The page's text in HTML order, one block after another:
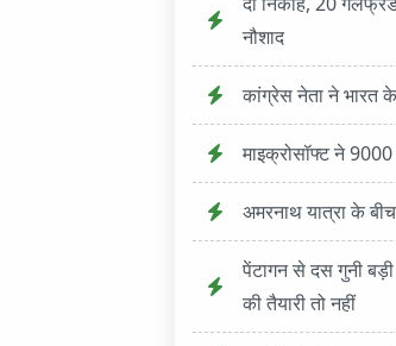
नौशाद
कांग्रेस नेता ने भारत
माइक्रोसॉफ्ट ने 9000
अमरनाथ यात्रा के
पेंटागन से दस गुनी बड़ी
की तैयारी तो नहीं